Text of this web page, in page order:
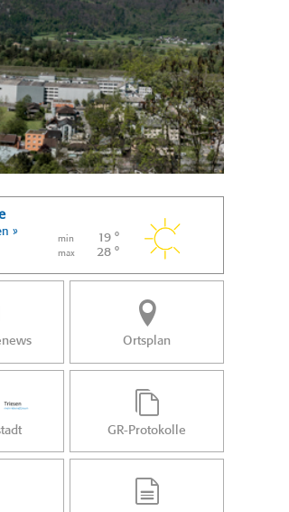
»
min 19 °
max 28 °
Ortsplan
GR-Protokolle